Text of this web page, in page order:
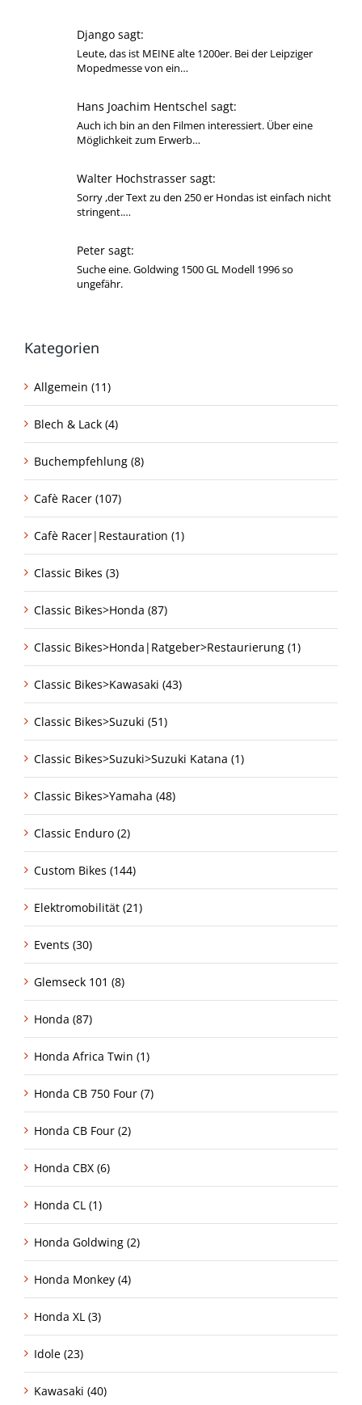
Django sagt:
Leute, das ist MEINE alte 1200er. Bei der Leipziger
Mopedmesse von ein…
Hans Joachim Hentschel sagt:
Auch ich bin an den Filmen interessiert. Über eine
Möglichkeit zum Erwerb…
Walter Hochstrasser sagt:
Sorry ,der Text zu den 250 er Hondas ist einfach nicht
stringent.…
Peter sagt:
Suche eine. Goldwing 1500 GL Modell 1996 so
ungefähr.
Kategorien
Allgemein (11)
Blech & Lack (4)
Buchempfehlung (8)
Cafè Racer (107)
Cafè Racer|Restauration (1)
Classic Bikes (3)
Classic Bikes>Honda (87)
Classic Bikes>Honda|Ratgeber>Restaurierung (1)
Classic Bikes>Kawasaki (43)
Classic Bikes>Suzuki (51)
Classic Bikes>Suzuki>Suzuki Katana (1)
Classic Bikes>Yamaha (48)
Classic Enduro (2)
Custom Bikes (144)
Elektromobilität (21)
Events (30)
Glemseck 101 (8)
Honda (87)
Honda Africa Twin (1)
Honda CB 750 Four (7)
Honda CB Four (2)
Honda CBX (6)
Honda CL (1)
Honda Goldwing (2)
Honda Monkey (4)
Honda XL (3)
Idole (23)
Kawasaki (40)